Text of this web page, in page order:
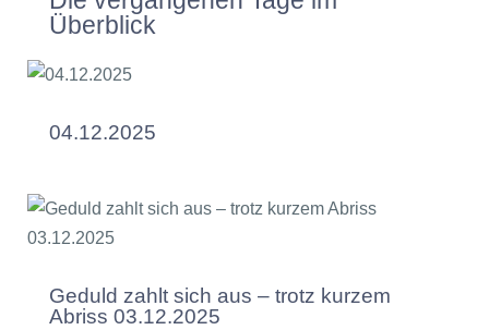
Überblick
04.12.2025
Geduld zahlt sich aus – trotz kurzem
Abriss 03.12.2025